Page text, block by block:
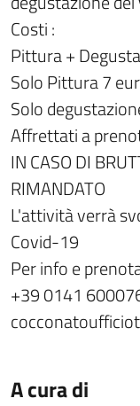
Costi :
Pittura +
Solo Pittura 7
Solo
Affrettati a
IN CASO DI
RIMANDATO
L'attività verrà
Covid-19
Per info e
+39 0141
A cura di